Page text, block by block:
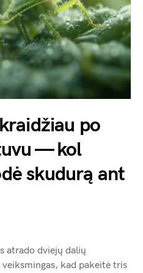
po
— kol
skudurą ant
atrado dviejų dalių
kad pakeitė tris